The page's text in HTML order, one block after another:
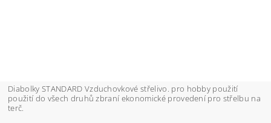
Diabolky STANDARD Vzduchovkové střelivo. pro hobby použití
použití do všech druhů zbraní ekonomické provedení pro střelbu na
terč.